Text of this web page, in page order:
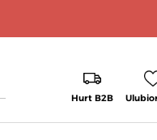
Hurt B2B